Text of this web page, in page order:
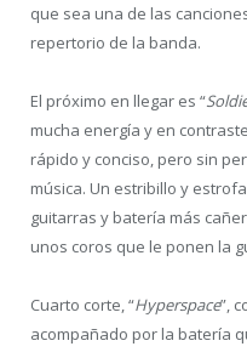
que sea una de las
repertorio de la banda.
El próximo en llegar es “
mucha energía y en
rápido y conciso, pero sin
música. Un estribillo y
guitarras y batería más
unos coros que le ponen la
Cuarto corte, “Hyperspace”,
acompañado por la batería